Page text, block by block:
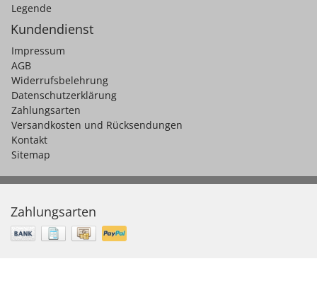
Legende
Kundendienst
Impressum
AGB
Widerrufsbelehrung
Datenschutzerklärung
Zahlungsarten
Versandkosten und Rücksendungen
Kontakt
Sitemap
Zahlungsarten